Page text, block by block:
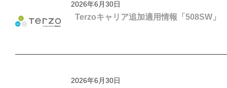
2026年6月30日
Terzoキャリア追加適用情報「508SW」
2026年6月30日